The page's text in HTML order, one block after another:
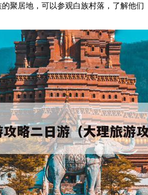
聚居地，可以参观白族村落，了解他们